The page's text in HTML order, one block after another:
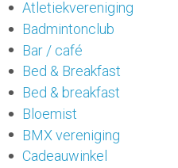
Atletiekvereniging
Badmintonclub
Bar / café
Bed & Breakfast
Bed & breakfast
Bloemist
BMX vereniging
Cadeauwinkel